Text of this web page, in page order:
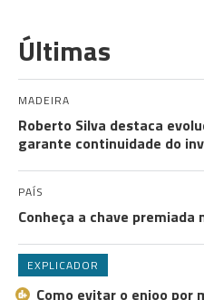
Últimas
MADEIRA
Roberto Silva destaca
garante continuidade do
PAÍS
Conheça a chave
EXPLICADOR
Como evitar o enjoo por